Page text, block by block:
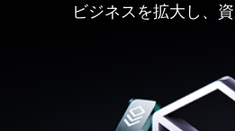
ビジネスを拡大し、